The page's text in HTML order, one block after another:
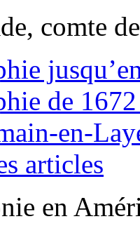
comte
de
en-
articles
en